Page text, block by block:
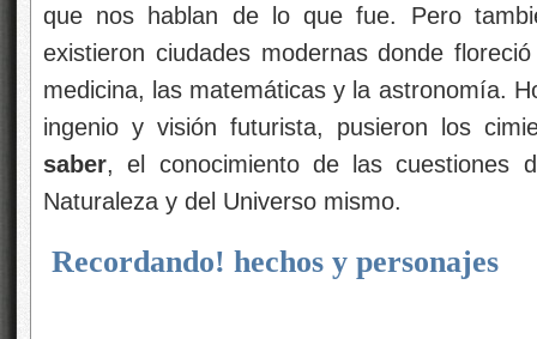
que nos hablan de lo que fue. Pero
existieron ciudades modernas donde
medicina, las matemáticas y la astronomía.
ingenio y visión futurista, pusieron los
saber, el conocimiento de las cuestiones
Naturaleza y del Universo mismo.
Recordando! hechos y personajes